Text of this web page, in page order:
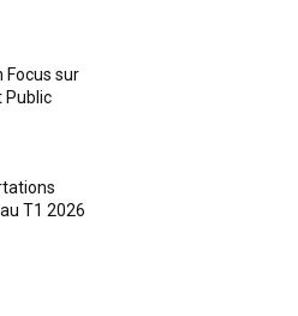
Focus sur
Public
T1 2026